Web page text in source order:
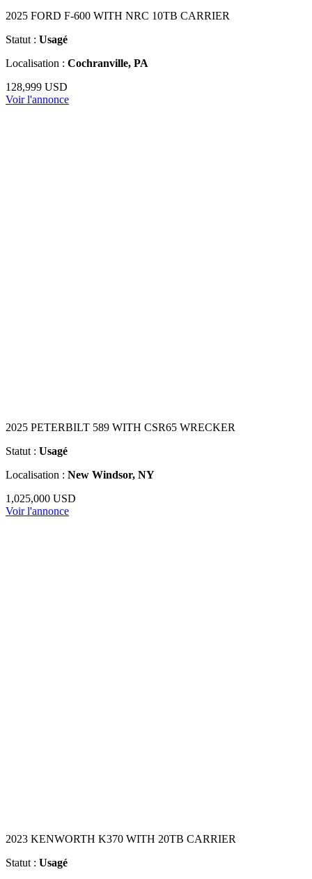
2025 FORD F-600 WITH NRC 10TB CARRIER
Statut : Usagé
Localisation : Cochranville, PA
128,999 USD
Voir l'annonce
2025 PETERBILT 589 WITH CSR65 WRECKER
Statut : Usagé
Localisation : New Windsor, NY
1,025,000 USD
Voir l'annonce
2023 KENWORTH K370 WITH 20TB CARRIER
Statut : Usagé